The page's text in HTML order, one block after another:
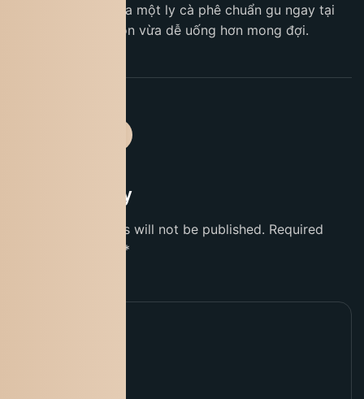
có thể tự tay tạo ra một ly cà phê chuẩn gu ngay tại
nhà, vừa thơm ngon vừa dễ uống hơn mong đợi.
Leave a Reply
Your email address will not be published. Required
*